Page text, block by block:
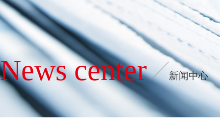
News center 新闻中心